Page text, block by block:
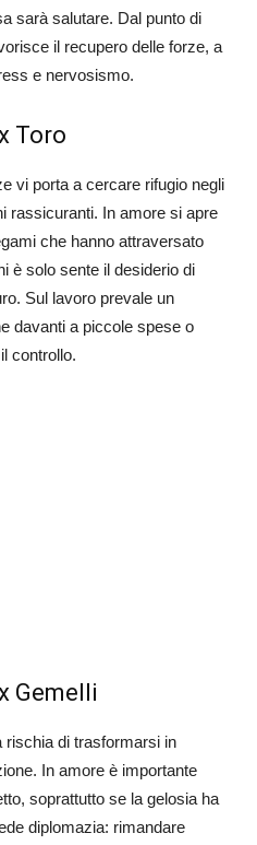
sarà salutare. Dal punto di
il recupero delle forze, a
e nervosismo.
Toro
vi porta a cercare rifugio negli
rassicuranti. In amore si apre
che hanno attraversato
è solo sente il desiderio di
Sul lavoro prevale un
davanti a piccole spese o
controllo.
Gemelli
rischia di trasformarsi in
In amore è importante
soprattutto se la gelosia ha
diplomazia: rimandare